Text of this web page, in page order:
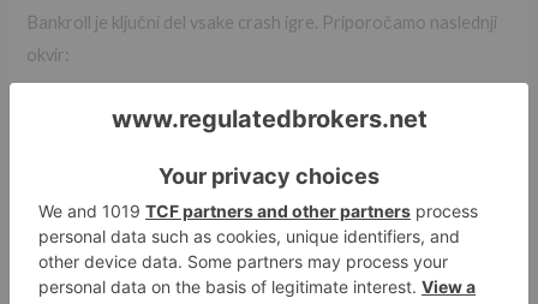
Bankroll je ključni del vsake crash igre. Priporočamo naslednji
okvir:
Bankroll
Priporočena
Število krogov
10 € 0,10 € 100‑120
0,20‑0,30 € 150‑180